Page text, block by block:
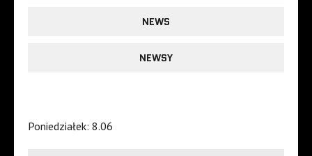
NEWS
NEWSY
Poniedziałek: 8.06